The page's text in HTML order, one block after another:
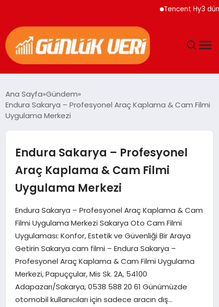
Tencent Hy3 dünya
GÜNDEM
EKONOMI
GENEL
SPOR
TEKNOLOJI
Ana Sayfa Gündem
Endura Sakarya – Profesyonel Araç Kaplama & Cam Filmi
Uygulama Merkezi
Endura Sakarya – Profesyonel
Araç Kaplama & Cam Filmi
Uygulama Merkezi
Endura Sakarya – Profesyonel Araç Kaplama & Cam
Filmi Uygulama Merkezi Sakarya Oto Cam Filmi
Uygulaması: Konfor, Estetik ve Güvenliği Bir Araya
Getirin Sakarya cam filmi – Endura Sakarya –
Profesyonel Araç Kaplama & Cam Filmi Uygulama
Merkezi, Papuççular, Mis Sk. 2A, 54100
Adapazarı/Sakarya, 0538 588 20 61 Günümüzde
otomobil kullanıcıları için sadece aracın dış…